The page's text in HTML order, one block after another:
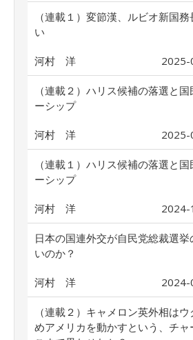
（連載１）変節漢、ルビオ新国
い
河村 洋 2025-
（連載２）ハリス候補の落選と
ーシップ
河村 洋 2025-
（連載１）ハリス候補の落選と
ーシップ
河村 洋 2024-
日本の国連外交が自民党総裁選
いのか？
河村 洋 2024-
（連載２）キャメロン英外相は
めアメリカを動かすという、チ